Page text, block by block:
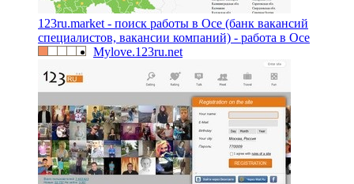
123ru.market - поиск работы в Осе (банк вакансий
специалистов, вакансии компаний) - работа в Осе
Mylove.123ru.net